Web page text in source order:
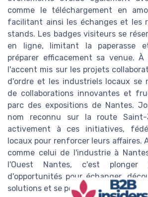
comme le téléchargement en
facilitant ainsi les échanges et les
stands. Les badges visiteurs se
en ligne, limitant la paperasse
préparer efficacement sa venue. À
l'accent mis sur les projets
d'ordre et les industriels locaux se
de collaborations innovantes et
parc des expositions de Nantes.
nom reconnu sur la route Saint-
activement à ces initiatives,
locaux pour renforcer leurs affaires.
comme celui de l'industrie à
l'Ouest Nantes, c'est
d'opportunités pour échanger,
solutions et se positionner sur le